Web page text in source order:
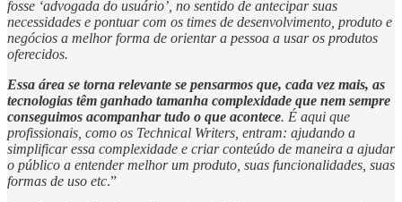
fosse ‘advogada do usuário’, no sentido de antecipar suas
necessidades e pontuar com os times de desenvolvimento, produto e
negócios a melhor forma de orientar a pessoa a usar os produtos
oferecidos.
Essa área se torna relevante se pensarmos que, cada vez mais, as
tecnologias têm ganhado tamanha complexidade que nem sempre
conseguimos acompanhar tudo o que acontece. É aqui que
profissionais, como os Technical Writers, entram: ajudando a
simplificar essa complexidade e criar conteúdo de maneira a ajudar
o público a entender melhor um produto, suas funcionalidades, suas
formas de uso etc.”